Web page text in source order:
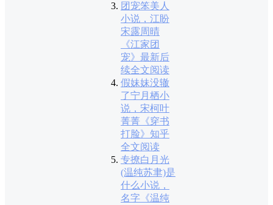
团宠笨美人
小说，江盼
宋露周晴
《江家团
宠》最新后
续全文阅读
假妹妹没辙
了宁月栖小
说，宋柯叶
菁菁《穿书
打脸》知乎
全文阅读
专撩白月光
(温纯苏聿)是
什么小说，
名字《温纯